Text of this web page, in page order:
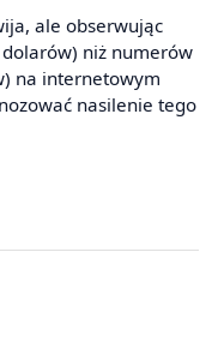
ale obserwując
dolarów) niż numerów
na internetowym
nasilenie tego